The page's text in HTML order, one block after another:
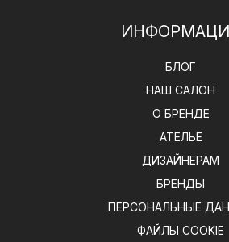
БЛОГ
НАШ САЛОН
О БРЕНДЕ
АТЕЛЬЕ
ДИЗАЙНЕРАМ
БРЕНДЫ
ПЕРСОНАЛЬНЫЕ
ФАЙЛЫ COOKIE